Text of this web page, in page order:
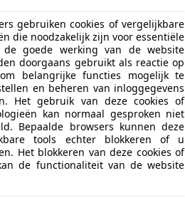
gebruiken cookies of vergelijkbare
die noodzakelijk zijn voor essentiële
goede werking van de website
doorgaans gebruikt als reactie op
belangrijke functies mogelijk te
en beheren van inloggegevens
Het gebruik van deze cookies of
kan normaal gesproken niet
Bepaalde browsers kunnen deze
tools echter blokkeren of u
Het blokkeren van deze cookies of
de functionaliteit van de website